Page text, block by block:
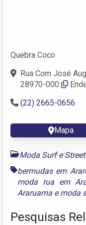
Quebra Coco
Rua Com José
28970-000
(22) 2665-0656
Mapa
Moda Surf e
bermudas em
moda rua em
Araruama emoda
Pesquisas